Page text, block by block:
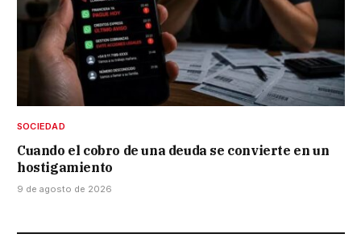
SOCIEDAD
Cuando el cobro de una deuda se convierte en un
hostigamiento
9 de agosto de 2026